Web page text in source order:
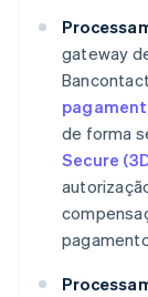
gateway
de forma
Secure